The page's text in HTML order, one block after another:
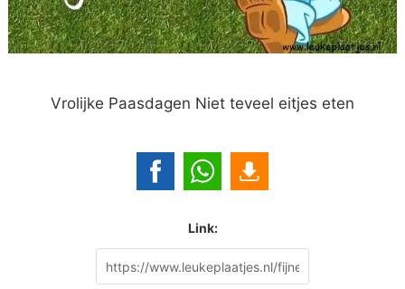
Vrolijke Paasdagen Niet teveel eitjes eten
Link: